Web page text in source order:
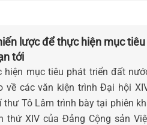
lược để thực hiện mục
tới
mục tiêu phát triển đất
về các văn kiện trình Đại hội
thư Tô Lâm trình bày tại phiên
XIV của Đảng Cộng sản